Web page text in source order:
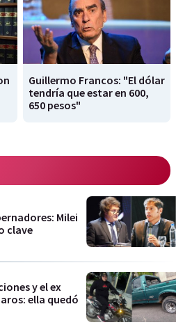
Guillermo Francos: "El dólar
tendría que estar en 600,
650 pesos"
Milei
clave
y el ex
ella quedó